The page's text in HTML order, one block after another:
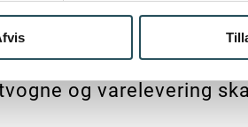
bænke mv. –
frem for at indskrænke
strøget og de
og varelevering